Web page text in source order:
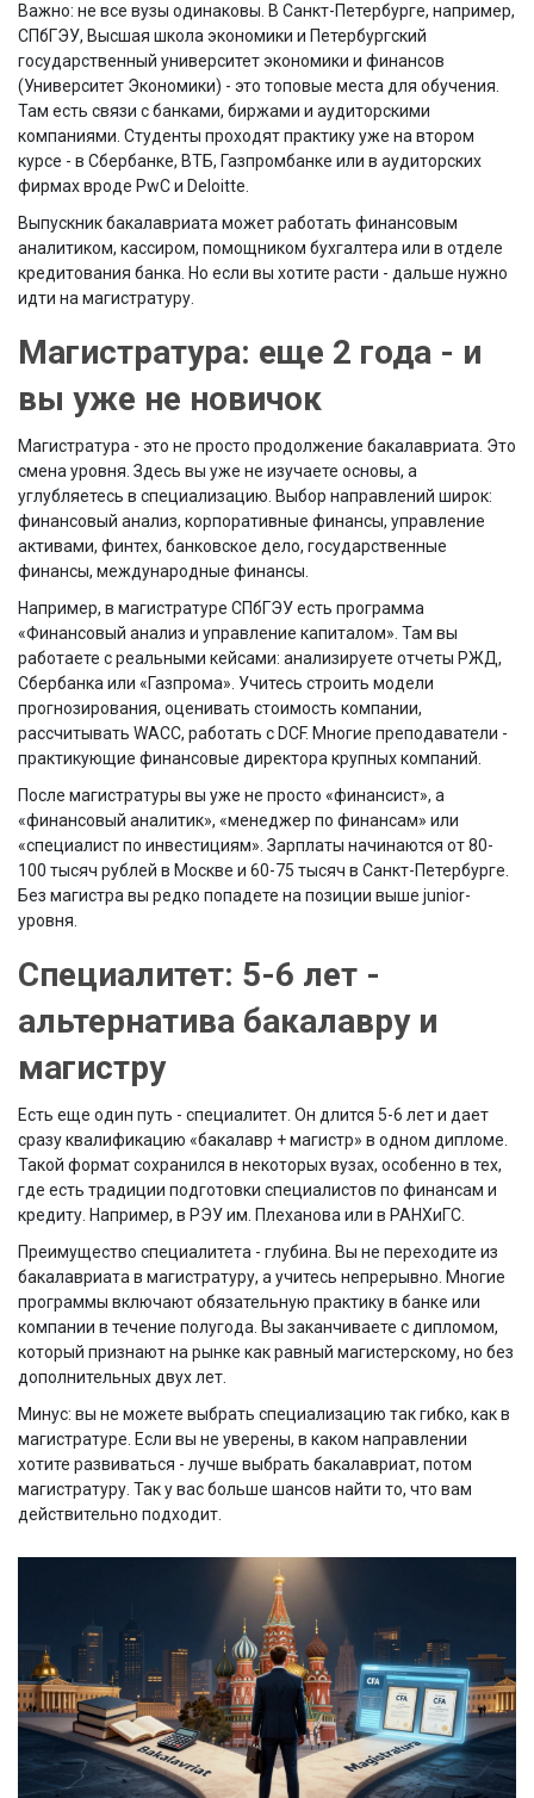
Важно: не все вузы одинаковы. В Санкт-Петербурге, например,
СПбГЭУ, Высшая школа экономики и Петербургский
государственный университет экономики и финансов
(Университет Экономики) - это топовые места для обучения.
Там есть связи с банками, биржами и аудиторскими
компаниями. Студенты проходят практику уже на втором
курсе - в Сбербанке, ВТБ, Газпромбанке или в аудиторских
фирмах вроде PwC и Deloitte.
Выпускник бакалавриата может работать финансовым
аналитиком, кассиром, помощником бухгалтера или в отделе
кредитования банка. Но если вы хотите расти - дальше нужно
идти на магистратуру.
Магистратура: еще 2 года - и
вы уже не новичок
Магистратура - это не просто продолжение бакалавриата. Это
смена уровня. Здесь вы уже не изучаете основы, а
углубляетесь в специализацию. Выбор направлений широк:
финансовый анализ, корпоративные финансы, управление
активами, финтех, банковское дело, государственные
финансы, международные финансы.
Например, в магистратуре СПбГЭУ есть программа
«Финансовый анализ и управление капиталом». Там вы
работаете с реальными кейсами: анализируете отчеты РЖД,
Сбербанка или «Газпрома». Учитесь строить модели
прогнозирования, оценивать стоимость компании,
рассчитывать WACC, работать с DCF. Многие преподаватели -
практикующие финансовые директора крупных компаний.
После магистратуры вы уже не просто «финансист», а
«финансовый аналитик», «менеджер по финансам» или
«специалист по инвестициям». Зарплаты начинаются от 80-
100 тысяч рублей в Москве и 60-75 тысяч в Санкт-Петербурге.
Без магистра вы редко попадете на позиции выше junior-
уровня.
Специалитет: 5-6 лет -
альтернатива бакалавру и
магистру
Есть еще один путь - специалитет. Он длится 5-6 лет и дает
сразу квалификацию «бакалавр + магистр» в одном дипломе.
Такой формат сохранился в некоторых вузах, особенно в тех,
где есть традиции подготовки специалистов по финансам и
кредиту. Например, в РЭУ им. Плеханова или в РАНХиГС.
Преимущество специалитета - глубина. Вы не переходите из
бакалавриата в магистратуру, а учитесь непрерывно. Многие
программы включают обязательную практику в банке или
компании в течение полугода. Вы заканчиваете с дипломом,
который признают на рынке как равный магистерскому, но без
дополнительных двух лет.
Минус: вы не можете выбрать специализацию так гибко, как в
магистратуре. Если вы не уверены, в каком направлении
хотите развиваться - лучше выбрать бакалавриат, потом
магистратуру. Так у вас больше шансов найти то, что вам
действительно подходит.